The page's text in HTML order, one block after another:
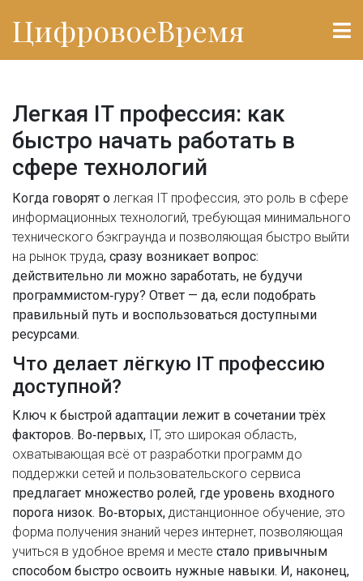
ЦифровоеВремя
Легкая IT профессия: как
быстро начать работать в
сфере технологий
Когда говорят о легкая IT профессия, это роль в сфере
информационных технологий, требующая минимального
технического бэкграунда и позволяющая быстро выйти
на рынок труда, сразу возникает вопрос:
действительно ли можно заработать, не будучи
программистом‑гуру? Ответ — да, если подобрать
правильный путь и воспользоваться доступными
ресурсами.
Что делает лёгкую IT профессию
доступной?
Ключ к быстрой адаптации лежит в сочетании трёх
факторов. Во‑первых, IT, это широкая область,
охватывающая всё от разработки программ до
поддержки сетей и пользовательского сервиса
предлагает множество ролей, где уровень входного
порога низок. Во‑вторых, дистанционное обучение, это
форма получения знаний через интернет, позволяющая
учиться в удобное время и месте стало привычным
способом быстро освоить нужные навыки. И, наконец,